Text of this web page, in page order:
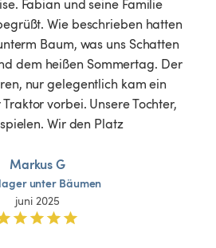
Fabian und seine Familie
Wie beschrieben hatten
Baum, was uns Schatten
dem heißen Sommertag. Der
nur gelegentlich kam ein
vorbei. Unsere Tochter,
Wir den Platz
Markus G
unter Bäumen
juni 2025